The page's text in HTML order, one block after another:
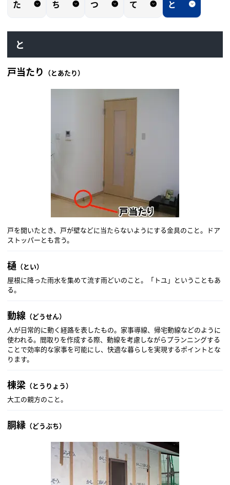
た ち つ て と
と
戸当たり （とあたり）
戸を開いたとき、戸が壁などに当たらないようにする金具のこと。ドア
ストッパーとも言う。
樋 （とい）
屋根に降った雨水を集めて流す雨どいのこと。「トユ」ということもあ
る。
動線 （どうせん）
人が日常的に動く経路を表したもの。家事導線、帰宅動線などのように
使われる。間取りを作成する際、動線を考慮しながらプランニングする
ことで効率的な家事を可能にし、快適な暮らしを実現するポイントとな
ります。
棟梁 （とうりょう）
大工の親方のこと。
胴縁 （どうぶち）